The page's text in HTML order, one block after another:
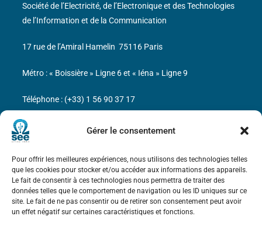
Gérer le consentement
Pour offrir les meilleures expériences, nous utilisons des technologies telles
que les cookies pour stocker et/ou accéder aux informations des appareils.
Le fait de consentir à ces technologies nous permettra de traiter des
données telles que le comportement de navigation ou les ID uniques sur ce
site. Le fait de ne pas consentir ou de retirer son consentement peut avoir
un effet négatif sur certaines caractéristiques et fonctions.
Bicentenaire des découvertes d’André-
Marie Ampère
Mentions légales
Société de l’Electricité, de l’Electronique et des Technologies
de l’Information et de la Communication
17 rue de l’Amiral Hamelin 75116 Paris
Métro : « Boissière » Ligne 6 et « Iéna » Ligne 9
Téléphone : (+33) 1 56 90 37 17
N° de SIREN : 785 393 232, Code APE : 9412Z TVA intra-
communautaire : FR44 785 393 232